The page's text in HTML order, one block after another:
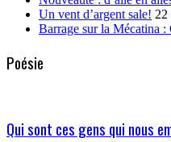
Un vent d’argent sale! 22
Barrage sur la Mécatina :
Poésie
Qui sont ces gens qui nous